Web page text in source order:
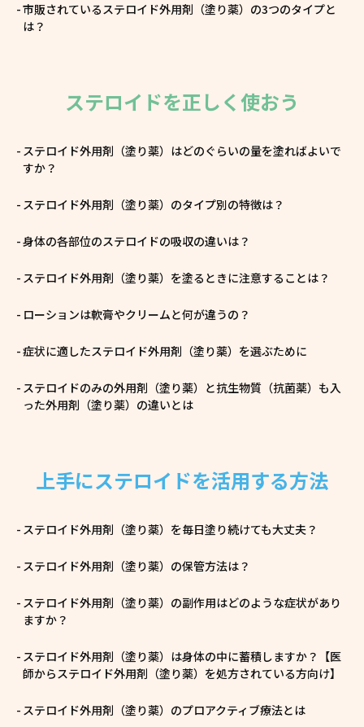
市販されているステロイド外用剤（塗り薬）の3つのタイプと
は？
ステロイドを正しく使おう
ステロイド外用剤（塗り薬）はどのぐらいの量を塗ればよいで
すか？
ステロイド外用剤（塗り薬）のタイプ別の特徴は？
身体の各部位のステロイドの吸収の違いは？
ステロイド外用剤（塗り薬）を塗るときに注意することは？
ローションは軟膏やクリームと何が違うの？
症状に適したステロイド外用剤（塗り薬）を選ぶために
ステロイドのみの外用剤（塗り薬）と抗生物質（抗菌薬）も入
った外用剤（塗り薬）の違いとは
上手にステロイドを活用する方法
ステロイド外用剤（塗り薬）を毎日塗り続けても大丈夫？
ステロイド外用剤（塗り薬）の保管方法は？
ステロイド外用剤（塗り薬）の副作用はどのような症状があり
ますか？
ステロイド外用剤（塗り薬）は身体の中に蓄積しますか？【医
師からステロイド外用剤（塗り薬）を処方されている方向け】
ステロイド外用剤（塗り薬）のプロアクティブ療法とは